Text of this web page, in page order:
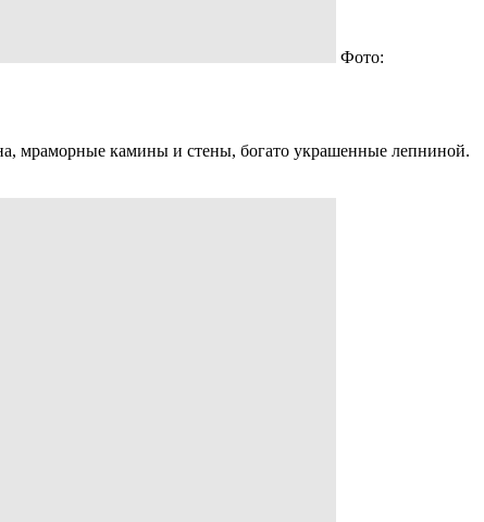
Фото:
мраморные камины и стены, богато украшенные лепниной.